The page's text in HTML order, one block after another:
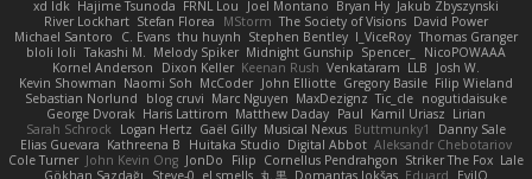
xd Idk Hajime Tsunoda FRNL Lou Joel Montano Bryan Hy Jakub Zbyszynski
River Lockhart Stefan Florea MStorm The Society of Visions David Power
Michael Santoro
C. Evans thu huynh Stephen Bentley I_ViceRoy Thomas Granger
bloli loli Takashi M. Melody Spiker Midnight Gunship Spencer_
NicoPOWAAA
Kornel Anderson
Dixon Keller Keenan Rush Venkataram LLB
Josh W.
Kevin Showman Naomi Soh McCoder John Elliotte Gregory Basile Filip Wieland
Sebastian Norlund
blog cruvi Marc Nguyen MaxDezignz Tic_cle nogutidaisuke
George Dvorak Haris Lattirom Matthew Daday Paul Kamil Uriasz Lirian
Sarah Schrock
Logan Hertz Gaël Gilly Musical Nexus Buttmunky1
Danny Sale
Elias Guevara Kathreena B Huitaka Studio Digital Abbot Aleksandr Chebotariov
Cole Turner John Kevin Ong JonDo Filip Cornellus Pendrahgon Striker The Fox Lale
Gökhan Sazdağı
Steve-0 el smells 丸 黒 Domantas Jokšas Eduard
EvilQ